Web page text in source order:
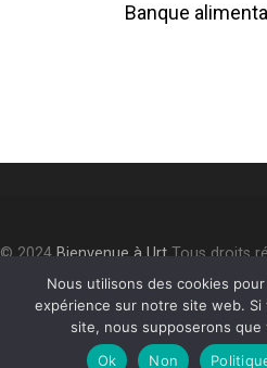
navigation
Banque
© 2024Bienvenue à UrtTous droits
Accessibilité ⎮Plan du site⎮
confidentialité
Nous utilisons des cookies
expérience sur notre site web.
site, nous supposerons
Ok
Non